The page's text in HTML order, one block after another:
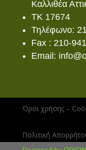
Καλλιθέα
ΤΚ 17674
Τηλέφωνο:
Fax : 210-
Email:
Όροι χρήσης –
Πολιτική